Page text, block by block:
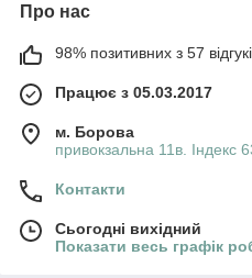
Про нас
98% позитивних з 57
Працює з 05.03.2017
м. Борова
привокзальна 11в. Індекс
Контакти
Сьогодні вихідний
Показати весь графік